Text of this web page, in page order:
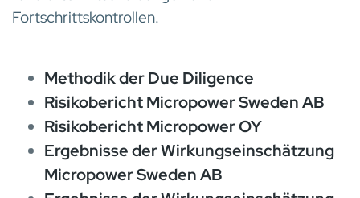
Fortschrittskontrollen.
Methodik der Due Diligence
Risikobericht Micropower Sweden AB
Risikobericht Micropower OY
Ergebnisse der Wirkungseinschätzung
Micropower Sweden AB